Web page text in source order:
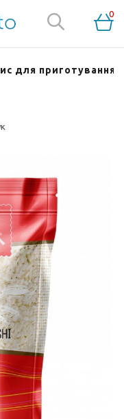
0
для приготування